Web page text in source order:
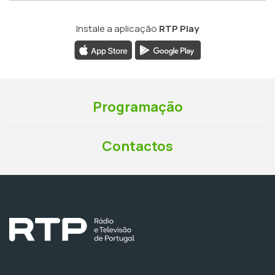
Instale a aplicação RTP Play
Programação
Contactos